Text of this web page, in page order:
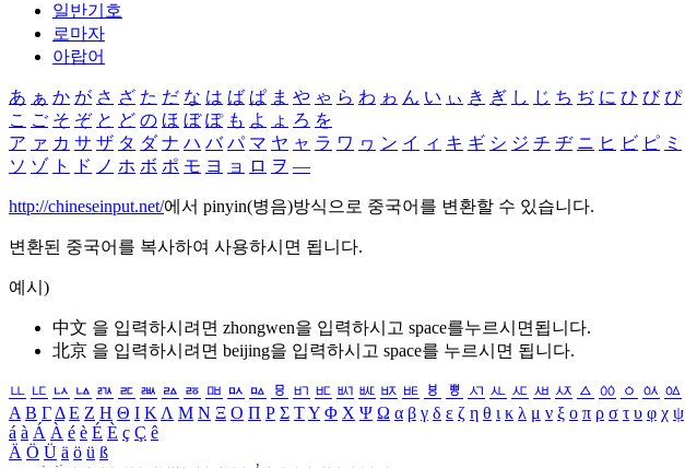
일반기호
로마자
아랍어
あ ぁ か が さ ざ た だ な は ば ぱ ま や ゃ ら わ ゎ ん い ぃ き ぎ し じ ち ぢ に ひ び ぴ
こ ご そ ぞ と ど の ほ ぼ ぽ も よ ょ ろ を
ア ァ カ サ ザ タ ダ ナ ハ バ パ マ ヤ ャ ラ ワ ヮ ン イ ィ キ ギ シ ジ チ ヂ ニ ヒ ビ ピ ミ
ソ ゾ ト ド ノ ホ ボ ポ モ ヨ ョ ロ ヲ ―
http://chineseinput.net/에서 pinyin(병음)방식으로 중국어를 변환할 수 있습니다.
변환된 중국어를 복사하여 사용하시면 됩니다.
예시)
中文 을 입력하시려면 zhongwen을 입력하시고 space를누르시면됩니다.
北京 을 입력하시려면 beijing을 입력하시고 space를 누르시면 됩니다.
ㅥ ㅦ ㅧ ㅨ ㅩ ㅪ ㅫ ㅬ ㅭ ㅮ ㅯ ㅰ ㅱ ㅲ ㅳ ㅴ ㅵ ㅶ ㅷ ㅸ ㅹ ㅺ ㅻ ㅼ ㅽ ㅾ ㅿ ㆀ ㆁ ㆂ ㆃ
Α Β ΓΔ Ε Ζ Η Θ Ι ΚΛ Μ Ν Ξ Ο Π Ρ Σ ΤΥ Φ Χ Ψ Ω α β γ δ ε ζ η θ ι κ λ μ ν ξ ο π ρ σ τ υ φ χ ψ
á à Á À é è É È ç Ç ê
Ä Ö Ü ä ö ü ß